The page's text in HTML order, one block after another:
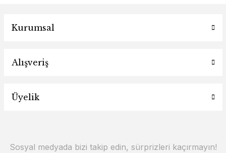
Kurumsal
Alışveriş
Üyelik
Sosyal medyada bizi takip edin, sürprizleri kaçırmayın!